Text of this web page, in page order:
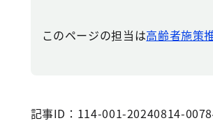
このページの担当は高齢者施策
記事ID：114-001-20240814-